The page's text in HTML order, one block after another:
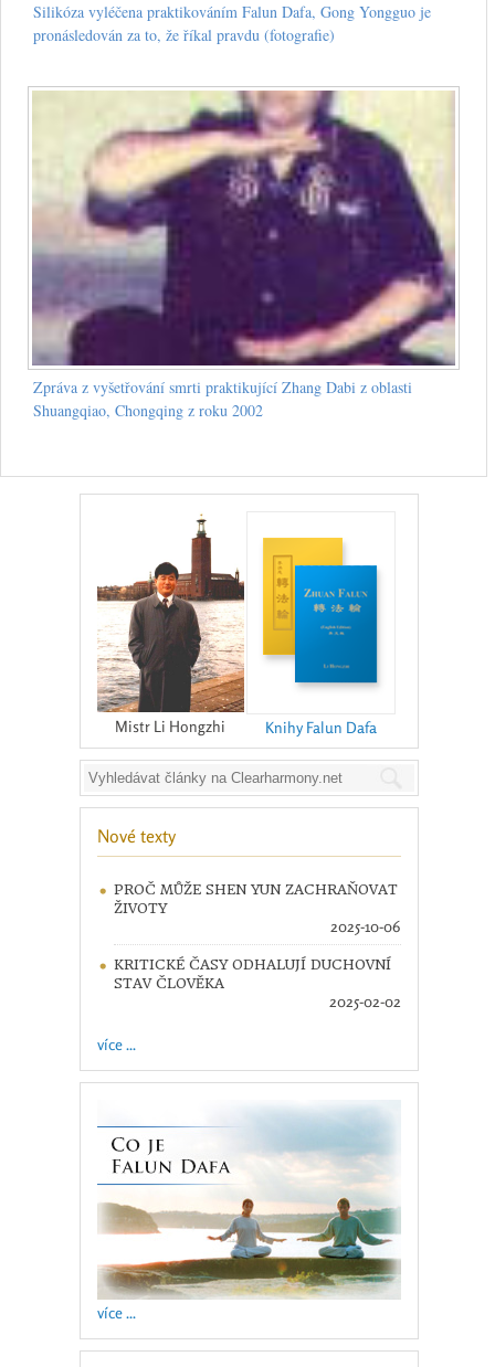
Silikóza vyléčena praktikováním Falun Dafa, Gong Yongguo je
pronásledován za to, že říkal pravdu (fotografie)
Zpráva z vyšetřování smrti praktikující Zhang Dabi z oblasti
Shuangqiao, Chongqing z roku 2002
Mistr Li Hongzhi Knihy Falun Dafa
Nové texty
PROČ MŮŽE SHEN YUN ZACHRAŇOVAT
ŽIVOTY
2025-10-06
KRITICKÉ ČASY ODHALUJÍ DUCHOVNÍ
STAV ČLOVĚKA
2025-02-02
více ...
více ...